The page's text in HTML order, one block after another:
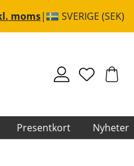
moms SVERIGE (SEK)
Presentkort Nyheter